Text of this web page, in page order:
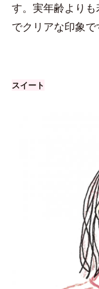
す。実年齢より
でクリアな印象で
スイート